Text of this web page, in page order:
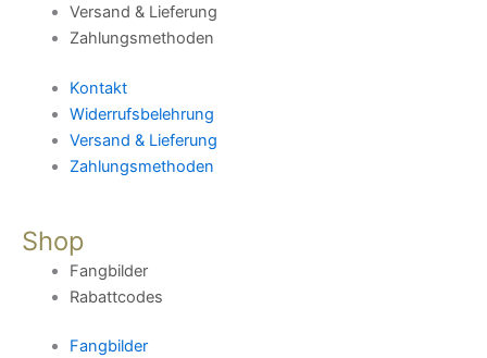
Versand & Lieferung
Zahlungsmethoden
Kontakt
Widerrufsbelehrung
Versand & Lieferung
Zahlungsmethoden
Shop
Fangbilder
Rabattcodes
Fangbilder